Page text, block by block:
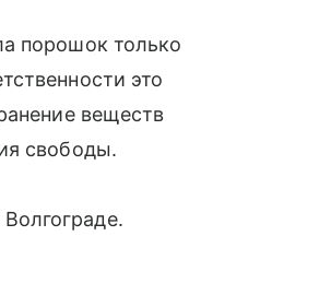
порошок только
это
веществ
свободы.